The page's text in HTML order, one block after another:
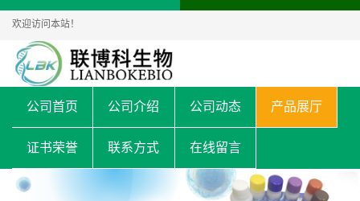
欢迎访问本站！
公司首页 公司介绍 公司动态 产品展厅
证书荣誉 联系方式 在线留言